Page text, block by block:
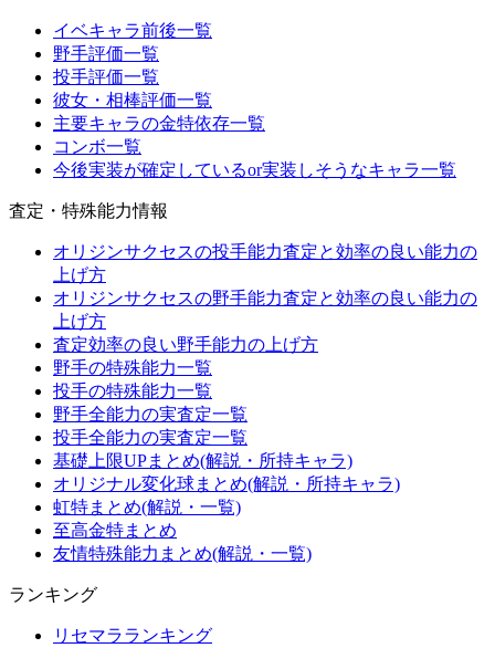
イベキャラ前後一覧
野手評価一覧
投手評価一覧
彼女・相棒評価一覧
主要キャラの金特依存一覧
コンボ一覧
今後実装が確定しているor実装しそうなキャラ一覧
査定・特殊能力情報
オリジンサクセスの投手能力査定と効率の良い能力の
上げ方
オリジンサクセスの野手能力査定と効率の良い能力の
上げ方
査定効率の良い野手能力の上げ方
野手の特殊能力一覧
投手の特殊能力一覧
野手全能力の実査定一覧
投手全能力の実査定一覧
基礎上限UPまとめ(解説・所持キャラ)
オリジナル変化球まとめ(解説・所持キャラ)
虹特まとめ(解説・一覧)
至高金特まとめ
友情特殊能力まとめ(解説・一覧)
ランキング
リセマラランキング